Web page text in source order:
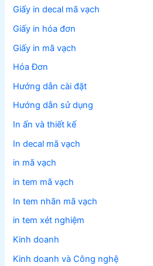
Giấy in decal mã vạch
Giấy in hóa đơn
Giấy in mã vạch
Hóa Đơn
Hướng dẫn cài đặt
Hướng dẫn sử dụng
In ấn và thiết kế
In decal mã vạch
in mã vạch
in tem mã vạch
In tem nhãn mã vạch
in tem xét nghiệm
Kinh doanh
Kinh doanh và Công nghệ